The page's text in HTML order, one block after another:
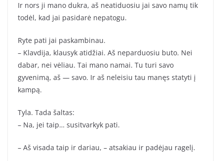
Ir nors ji mano dukra, aš neatiduosiu jai savo namų tik
todėl, kad jai pasidarė nepatogu.
Ryte pati jai paskambinau.
– Klavdija, klausyk atidžiai. Aš neparduosiu buto. Nei
dabar, nei vėliau. Tai mano namai. Tu turi savo
gyvenimą, aš — savo. Ir aš neleisiu tau manęs statyti į
kampą.
Tyla. Tada šaltas:
– Na, jei taip… susitvarkyk pati.
– Aš visada taip ir dariau, – atsakiau ir padėjau ragelį.